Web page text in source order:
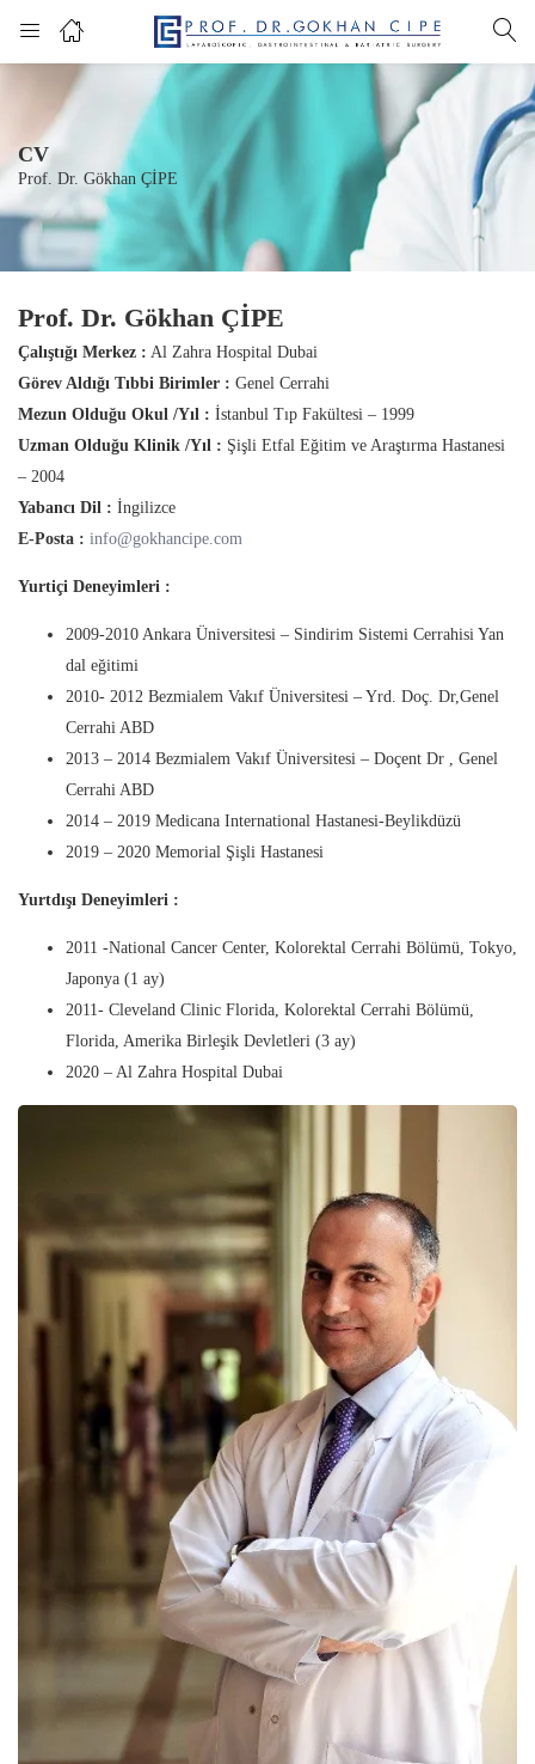
CV
Prof. Dr. Gökhan ÇİPE
Prof. Dr. Gökhan ÇİPE
Çalıştığı Merkez : Al Zahra Hospital Dubai
Görev Aldığı Tıbbi Birimler : Genel Cerrahi
Mezun Olduğu Okul /Yıl : İstanbul Tıp Fakültesi – 1999
Uzman Olduğu Klinik /Yıl : Şişli Etfal Eğitim ve Araştırma Hastanesi
– 2004
Yabancı Dil : İngilizce
E-Posta : info@gokhancipe.com
Yurtiçi Deneyimleri :
2009-2010 Ankara Üniversitesi – Sindirim Sistemi Cerrahisi Yan
dal eğitimi
2010- 2012 Bezmialem Vakıf Üniversitesi – Yrd. Doç. Dr,Genel
Cerrahi ABD
2013 – 2014 Bezmialem Vakıf Üniversitesi – Doçent Dr , Genel
Cerrahi ABD
2014 – 2019 Medicana International Hastanesi-Beylikdüzü
2019 – 2020 Memorial Şişli Hastanesi
Yurtdışı Deneyimleri :
2011 -National Cancer Center, Kolorektal Cerrahi Bölümü, Tokyo,
Japonya (1 ay)
2011- Cleveland Clinic Florida, Kolorektal Cerrahi Bölümü,
Florida, Amerika Birleşik Devletleri (3 ay)
2020 – Al Zahra Hospital Dubai